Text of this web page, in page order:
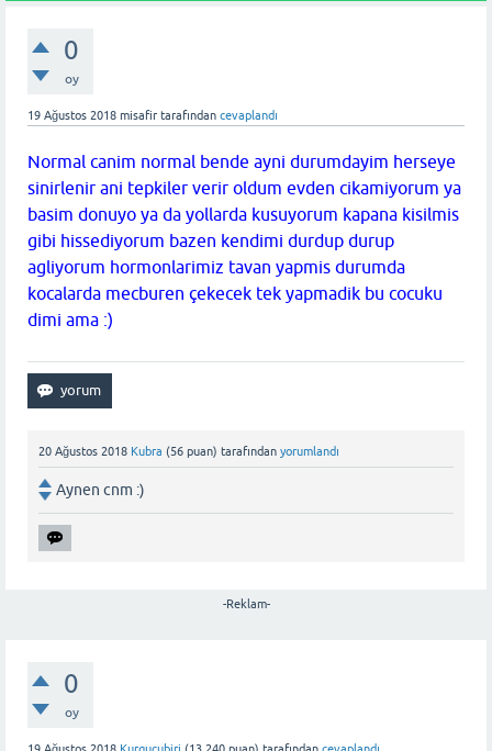
0
oy
19 Ağustos 2018 misafir tarafından cevaplandı
Normal canim normal bende ayni durumdayim herseye
sinirlenir ani tepkiler verir oldum evden cikamiyorum ya
basim donuyo ya da yollarda kusuyorum kapana kisilmis
gibi hissediyorum bazen kendimi durdup durup
agliyorum hormonlarimiz tavan yapmis durumda
kocalarda mecburen çekecek tek yapmadik bu cocuku
dimi ama :)
20 Ağustos 2018 Kubra (56 puan) tarafından yorumlandı
Aynen cnm :)
-Reklam-
0
oy